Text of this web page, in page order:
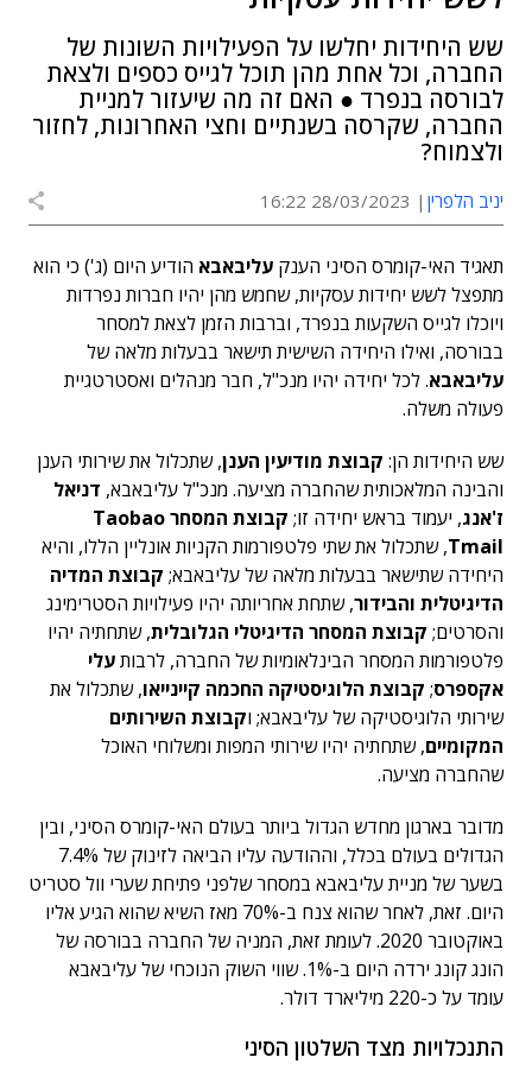
שש היחידות יחלשו על הפעילויות השונות של
החברה, וכל אחת מהן תוכל לגייס כספים ולצאת
לבורסה בנפרד ● האם זה מה שיעזור למניית
החברה, שקרסה בשנתיים וחצי האחרונות, לחזור
ולצמוח?
יניב הלפרין 28/03/2023 16:22
תאגיד האי-קומרס הסיני הענק עליבאבא הודיע היום (ג') כי הוא
מתפצל לשש יחידות עסקיות, שחמש מהן יהיו חברות נפרדות
ויוכלו לגייס השקעות בנפרד, וברבות הזמן לצאת למסחר
בבורסה, ואילו היחידה השישית תישאר בבעלות מלאה של
עליבאבא. לכל יחידה יהיו מנכ"ל, חבר מנהלים ואסטרטגיית
פעולה משלה.
שש היחידות הן: קבוצת מודיעין הענן, שתכלול את שירותי הענן
והבינה המלאכותית שהחברה מציעה. מנכ"ל עליבאבא, דניאל
ז'אנג, יעמוד בראש יחידה זו;
קבוצת המסחר Taobao
Tmail, שתכלול את שתי פלטפורמות הקניות אונליין הללו, והיא
היחידה שתישאר בבעלות מלאה של עליבאבא; קבוצת המדיה
הדיגיטלית והבידור, שתחת אחריותה יהיו פעילויות הסטרימינג
והסרטים; קבוצת המסחר הדיגיטלי הגלובלית, שתחתיה יהיו
פלטפורמות המסחר הבינלאומיות של החברה, לרבותעלי
אקספרס; קבוצת הלוגיסטיקה החכמה קיינייאו, שתכלול את
שירותי הלוגיסטיקה של עליבאבא; וקבוצת השירותים
המקומיים, שתחתיה יהיו שירותי המפות ומשלוחי האוכל
שהחברה מציעה.
מדובר בארגון מחדש הגדול ביותר בעולם האי-קומרס הסיני, ובין
הגדולים בעולם בכלל, וההודעה עליו הביאה לזינוק של 7.4%
בשער של מניית עליבאבא במסחר שלפני פתיחת שערי וול סטריט
היום. זאת, לאחר שהוא צנח ב-70% מאז השיא שהוא הגיע אליו
באוקטובר 2020. לעומת זאת, המניה של החברה בבורסה של
הונג קונג ירדה היום ב-1%. שווי השוק הנוכחי של עליבאבא
עומד על כ-220 מיליארד דולר.
התנכלויות מצד השלטון הסיני